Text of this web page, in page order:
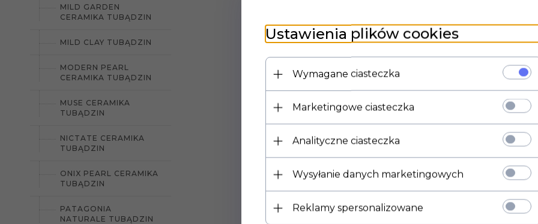
MILD GARDEN
CERAMIKA TUBĄDZIN
MILD CLAY TUBĄDZIN
MODERN PEARL
CERAMIKA TUBĄDZIN
MUSE CERAMIKA
TUBĄDZIN
NICTATE CERAMIKA
TUBĄDZIN
ONIX PEARL CERAMIKA
TUBĄDZIN
PATAGONIA
NATURALE TUBĄDZIN
Ustawienia plików cookies
Wymagane ciasteczka
Marketingowe ciasteczka
Analityczne ciasteczka
Wysyłanie danych marketingowych
Reklamy spersonalizowane